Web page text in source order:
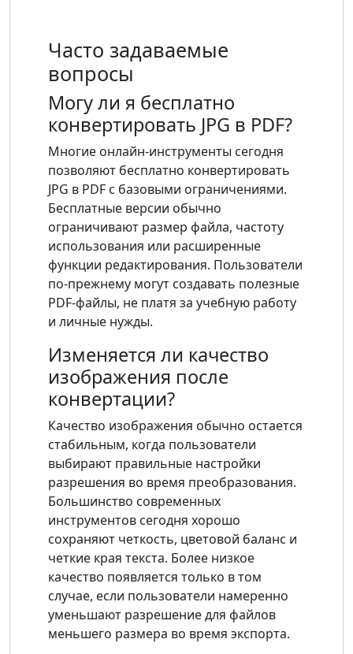
Часто задаваемые
вопросы
Могу ли я бесплатно
конвертировать JPG в PDF?
Многие онлайн-инструменты сегодня
позволяют бесплатно конвертировать
JPG в PDF с базовыми ограничениями.
Бесплатные версии обычно
ограничивают размер файла, частоту
использования или расширенные
функции редактирования. Пользователи
по-прежнему могут создавать полезные
PDF-файлы, не платя за учебную работу
и личные нужды.
Изменяется ли качество
изображения после
конвертации?
Качество изображения обычно остается
стабильным, когда пользователи
выбирают правильные настройки
разрешения во время преобразования.
Большинство современных
инструментов сегодня хорошо
сохраняют четкость, цветовой баланс и
четкие края текста. Более низкое
качество появляется только в том
случае, если пользователи намеренно
уменьшают разрешение для файлов
меньшего размера во время экспорта.